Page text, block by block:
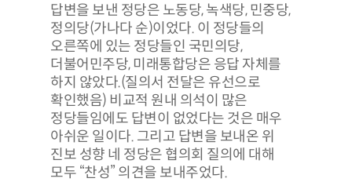
답변을 보낸 정당은 노동당, 녹색당, 민중당,
정의당(가나다 순)이었다. 이 정당들의
오른쪽에 있는 정당들인 국민의당,
더불어민주당, 미래통합당은 응답 자체를
하지 않았다.(질의서 전달은 유선으로
확인했음) 비교적 원내 의석이 많은
정당들임에도 답변이 없었다는 것은 매우
아쉬운 일이다. 그리고 답변을 보내온 위
진보 성향 네 정당은 협의회 질의에 대해
모두 “찬성” 의견을 보내주었다.